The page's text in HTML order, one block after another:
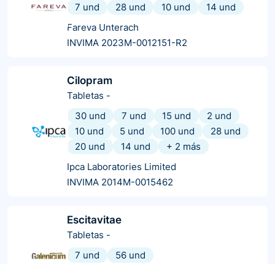
7 und
28 und 10 und
14 und
Fareva Unterach
INVIMA 2023M-0012151-R2
Cilopram
Tabletas -
30 und
7 und 15 und
2 und
10 und
5 und 100 und
28 und
20 und
14 und + 2 más
Ipca Laboratories Limited
INVIMA 2014M-0015462
Escitavitae
Tabletas -
7 und
56 und